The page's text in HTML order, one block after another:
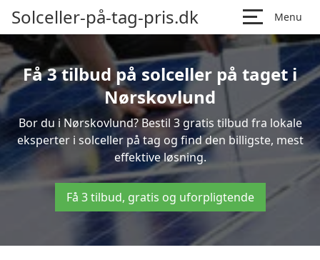
Solceller-på-tag-pris.dk Menu
Få 3 tilbud på solceller på taget i
Nørskovlund
Bor du i Nørskovlund? Bestil 3 gratis tilbud fra lokale
eksperter i solceller på tag og find den billigste, mest
effektive løsning.
Få 3 tilbud, gratis og uforpligtende